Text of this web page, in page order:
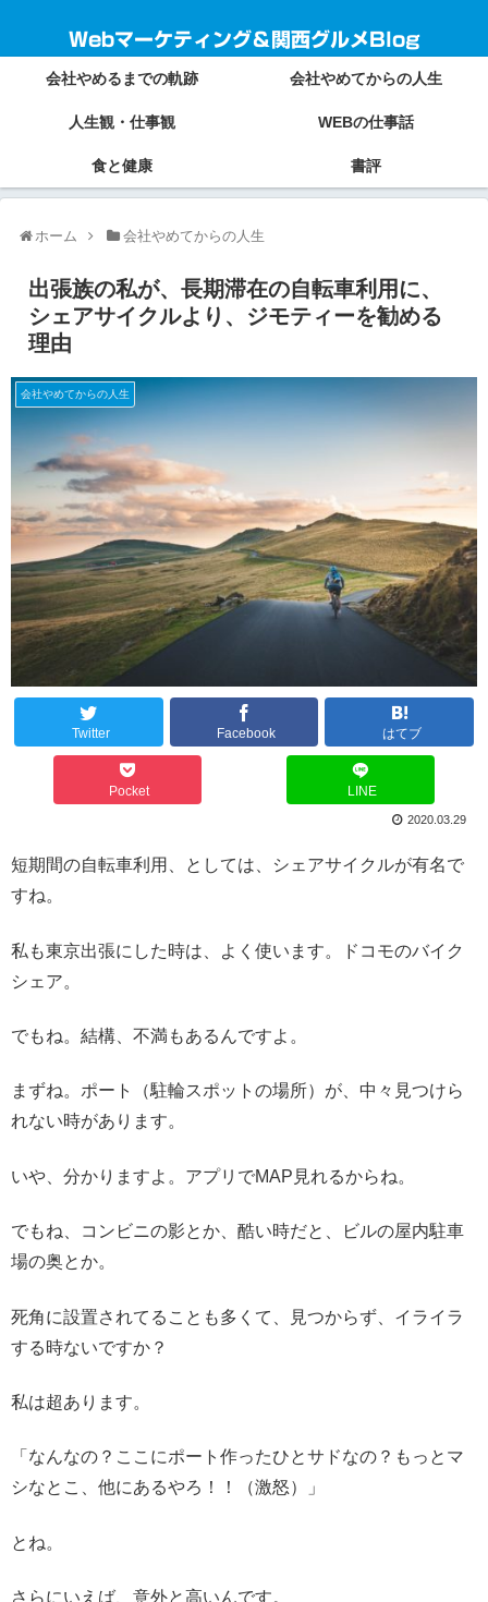
Webマーケティング＆関西グルメBlog
会社やめるまでの軌跡 会社やめてからの人生
人生観・仕事観 WEBの仕事話
食と健康 書評
ホーム 会社やめてからの人生
出張族の私が、長期滞在の自転車利用に、
シェアサイクルより、ジモティーを勧める
理由
会社やめてからの人生
Twitter Facebook はてブ
Pocket LINE
2020.03.29
短期間の自転車利用、としては、シェアサイクルが有名で
すね。
私も東京出張にした時は、よく使います。ドコモのバイク
シェア。
でもね。結構、不満もあるんですよ。
まずね。ポート（駐輪スポットの場所）が、中々見つけら
れない時があります。
いや、分かりますよ。アプリでMAP見れるからね。
でもね、コンビニの影とか、酷い時だと、ビルの屋内駐車
場の奥とか。
死角に設置されてることも多くて、見つからず、イライラ
する時ないですか？
私は超あります。
「なんなの？ここにポート作ったひとサドなの？もっとマ
シなとこ、他にあるやろ！！（激怒）」
とね。
さらにいえば、意外と高いんです。